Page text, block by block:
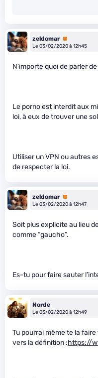
zeldomar Premium
Le 03/02/2020 à 12h45
N’importe quoi de parler
Le porno est interdit aux
loi, à eux de trouver une
Utiliser un VPN ou autres
de respecter la loi.
zeldomar Premium
Le 03/02/2020 à 12h47
Soit plus explicite au lieu
comme “gaucho”.
Es-tu pour faire sauter
Norde
Le 03/02/2020 à 12h49
Tu pourrai même te la
vers la définition :https://